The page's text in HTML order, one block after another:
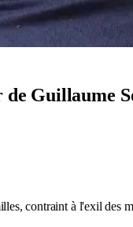
Guillaume
contraint à l'exil des